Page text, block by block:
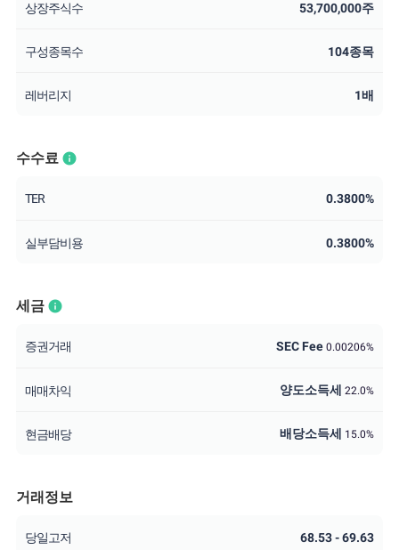
상장주식수 53,700,000주
구성종목수 104종목
레버리지 1배
수수료 info
TER 0.3800%
실부담비용 0.3800%
세금 info
증권거래 SEC Fee 0.00206%
매매차익 양도소득세 22.0%
현금배당 배당소득세 15.0%
거래정보
당일고저 68.53 - 69.63